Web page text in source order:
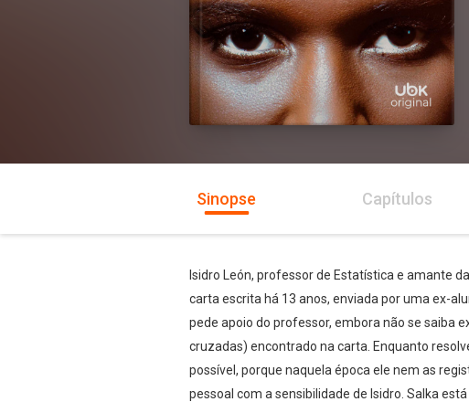
Sinopse Capítulos
Isidro León, professor de Estatística e amante
carta escrita há 13 anos, enviada por uma ex-
pede apoio do professor, embora não se saiba
cruzadas) encontrado na carta. Enquanto
possível, porque naquela época ele nem as
pessoal com a sensibilidade de Isidro. Salka